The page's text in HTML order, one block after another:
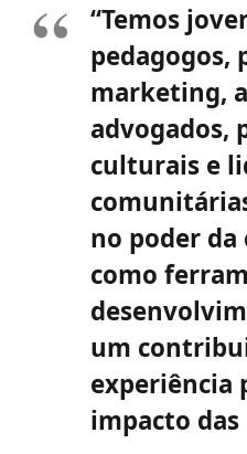
“Temos
pedagogos,
marketing,
advogados,
culturais e
no poder da
como
um
experiência
impacto das